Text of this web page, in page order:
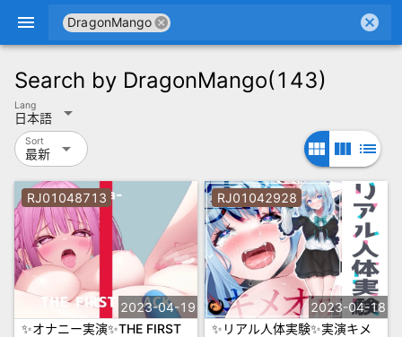
menu DragonMangocancel cancel
Search by DragonMango(143)
日本語
Lang arrow_drop_down
最新
Sort arrow_drop_down view_module view_column list
RJ01048713
2023-04-19
✨オナニー実演✨THE FIRST
RJ01042928
2023-04-18
✨リアル人体実験✨実演キメ